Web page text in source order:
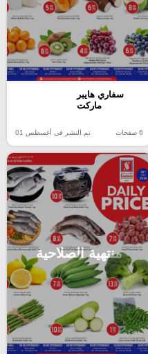
سفاري هايبر
ماركت
6 صفحات تم النشر في أغسطس 01
منتهية الصلاحية